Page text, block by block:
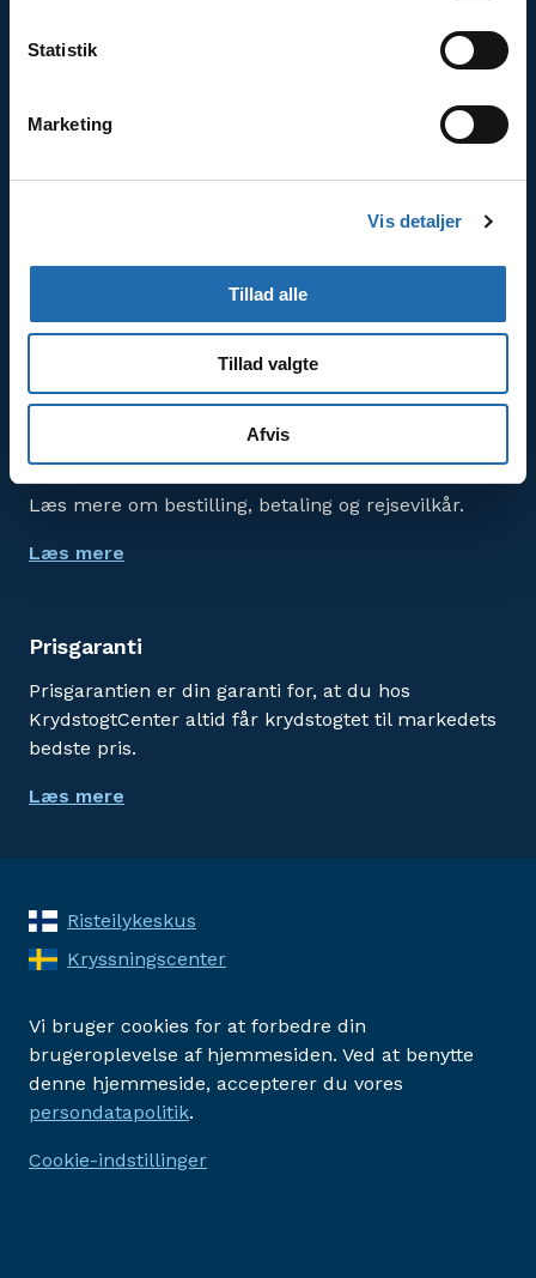
Statistik
Marketing
Vis detaljer
Tillad alle
Tillad valgte
Afvis
KrydstogtCenter er en del af Travel Specialist
Group OY, med mange års erfaring af krydstogter.
Godt at vide om krydstogter
Læs mere om bestilling, betaling og rejsevilkår.
Læs mere
Prisgaranti
Prisgarantien er din garanti for, at du hos
KrydstogtCenter altid får krydstogtet til markedets
bedste pris.
Læs mere
Risteilykeskus
Kryssningscenter
Vi bruger cookies for at forbedre din
brugeroplevelse af hjemmesiden. Ved at benytte
denne hjemmeside, accepterer du vores
persondatapolitik.
Cookie-indstillinger